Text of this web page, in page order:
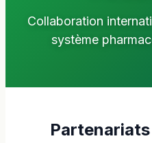
Collaboration
système
Partenariats